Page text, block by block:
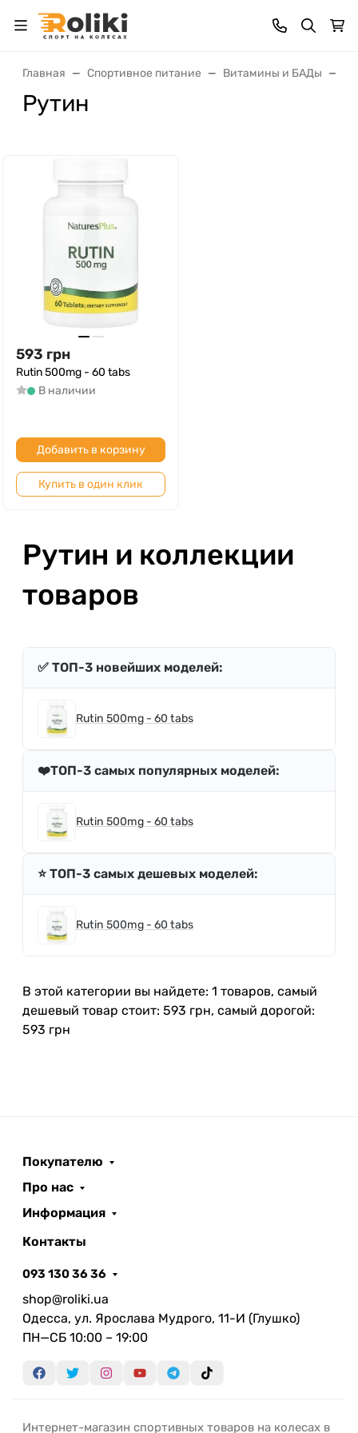
Главная Спортивное питание Витамины и БАДы
Рутин
593 грн
Rutin 500mg - 60 tabs
В наличии
Добавить в корзину
Купить в один клик
Рутин и коллекции
товаров
✅ ТОП-3 новейших моделей:
Rutin 500mg - 60 tabs
❤️ТОП-3 самых популярных моделей:
Rutin 500mg - 60 tabs
⭐️ ТОП-3 самых дешевых моделей:
Rutin 500mg - 60 tabs
В этой категории вы найдете: 1 товаров, самый
дешевый товар стоит: 593 грн, самый дорогой:
593 грн
Покупателю
Про нас
Информация
Контакты
093 130 36 36
shop@roliki.ua
Одесса, ул. Ярослава Мудрого, 11-И (Глушко)
ПН—СБ 10:00 – 19:00
Интернет-магазин спортивных товаров на колесах в